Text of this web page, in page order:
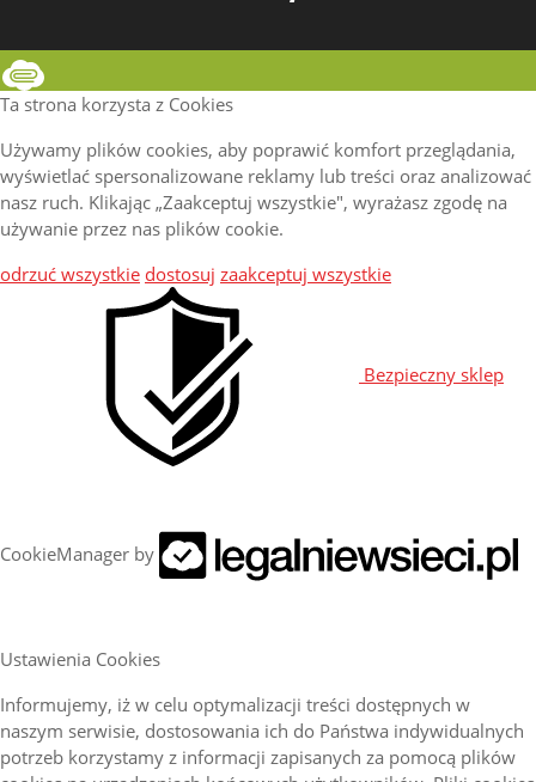
Ta strona korzysta z Cookies
Używamy plików cookies, aby poprawić komfort przeglądania,
wyświetlać spersonalizowane reklamy lub treści oraz analizować
nasz ruch. Klikając „Zaakceptuj wszystkie", wyrażasz zgodę na
używanie przez nas plików cookie.
odrzuć wszystkie dostosuj zaakceptuj wszystkie
Bezpieczny sklep
CookieManager by
Ustawienia Cookies
Informujemy, iż w celu optymalizacji treści dostępnych w
naszym serwisie, dostosowania ich do Państwa indywidualnych
potrzeb korzystamy z informacji zapisanych za pomocą plików